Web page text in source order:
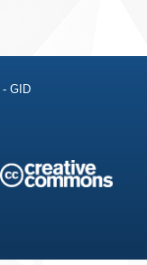
- GID